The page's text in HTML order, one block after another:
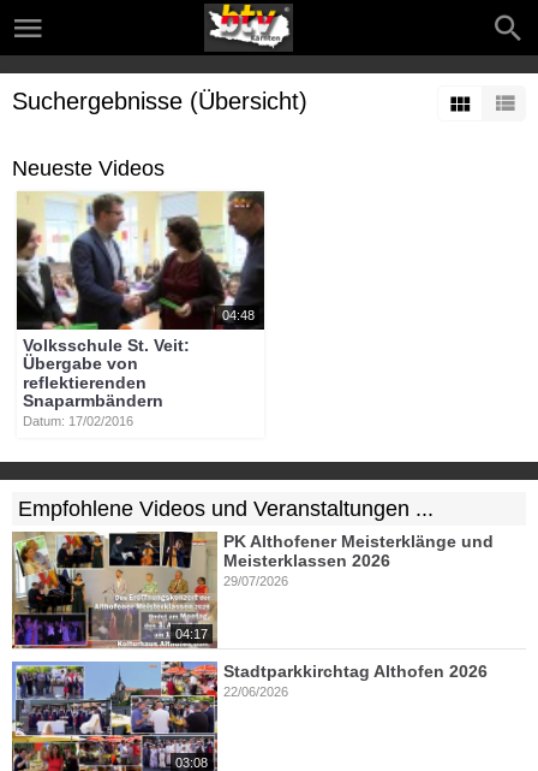
Suchergebnisse (Übersicht)
Neueste Videos
04:48
Volksschule St. Veit:
Übergabe von
reflektierenden
Snaparmbändern
Datum: 17/02/2016
Empfohlene Videos und Veranstaltungen ...
04:17
PK Althofener Meisterklänge und
Meisterklassen 2026
29/07/2026
03:08
Stadtparkkirchtag Althofen 2026
22/06/2026